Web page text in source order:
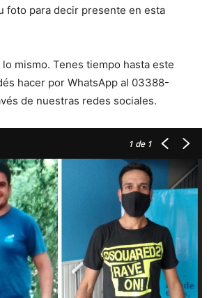
foto para decir presente en esta
mismo. Tenes tiempo hasta este
hacer por WhatsApp al 03388-
de nuestras redes sociales.
1 de 1